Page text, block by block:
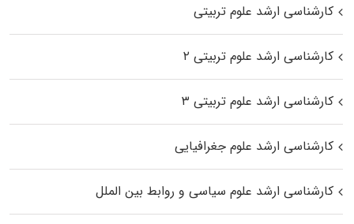
کارشناسی ارشد علوم تربیتی
کارشناسی ارشد علوم تربیتی ۲
کارشناسی ارشد علوم تربیتی ۳
کارشناسی ارشد علوم جغرافیایی
کارشناسی ارشد علوم سیاسی و روابط بین الملل